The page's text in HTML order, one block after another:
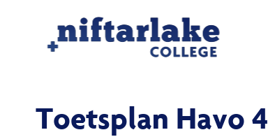
Toetsplan Havo 4